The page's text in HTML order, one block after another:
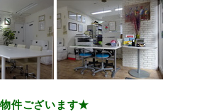
件ございます★